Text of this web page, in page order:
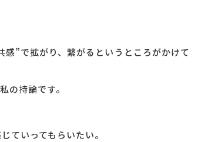
”で拡がり、繋がるというところがかけて
の持論です。
ていってもらいたい。